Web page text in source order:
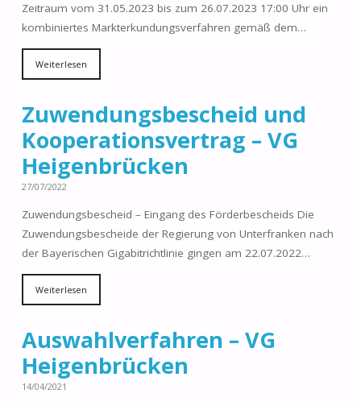
Zeitraum vom 31.05.2023 bis zum 26.07.2023 17:00 Uhr ein
kombiniertes Markterkundungsverfahren gemäß dem…
Weiterlesen
Zuwendungsbescheid und
Kooperationsvertrag – VG
Heigenbrücken
27/07/2022
Zuwendungsbescheid – Eingang des Förderbescheids Die
Zuwendungsbescheide der Regierung von Unterfranken nach
der Bayerischen Gigabitrichtlinie gingen am 22.07.2022…
Weiterlesen
Auswahlverfahren – VG
Heigenbrücken
14/04/2021